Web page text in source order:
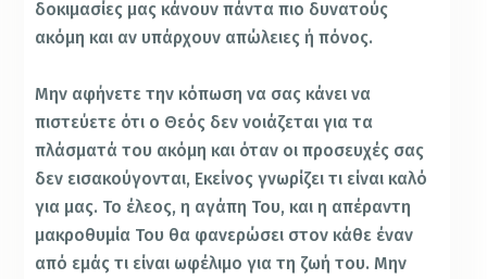
δοκιμασίες μας κάνουν πάντα πιο δυνατούς
ακόμη και αν υπάρχουν απώλειες ή πόνος.
Μην αφήνετε την κόπωση να σας κάνει να
πιστεύετε ότι ο Θεός δεν νοιάζεται για τα
πλάσματά του ακόμη και όταν οι προσευχές σας
δεν εισακούγονται, Εκείνος γνωρίζει τι είναι καλό
για μας. Το έλεος, η αγάπη Του, και η απέραντη
μακροθυμία Του θα φανερώσει στον κάθε έναν
από εμάς τι είναι ωφέλιμο για τη ζωή του. Μην